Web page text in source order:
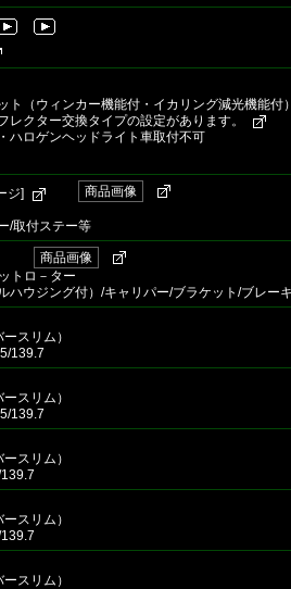
ト（ウィンカー機能付・イカリング減光機能付
レクター交換タイプの設定があります。
ハロゲンヘッドライト車取付不可
ジ]
商品画像
/取付ステー等
商品画像
トロ－ター
ハウジング付）/キャリパー/ブラケット/ブレー
スリム）
139.7
スリム）
139.7
スリム）
スリム）
スリム）